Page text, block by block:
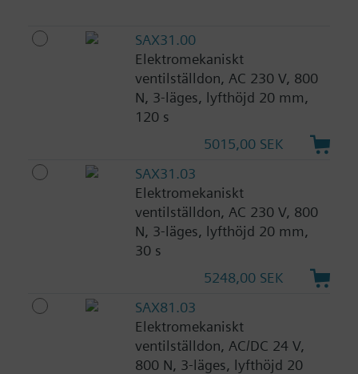
SAX31.00
Elektromekaniskt
ventilställdon, AC 230 V, 800
N, 3-läges, lyfthöjd 20 mm,
120 s
5015,00 SEK
SAX31.03
Elektromekaniskt
ventilställdon, AC 230 V, 800
N, 3-läges, lyfthöjd 20 mm,
30 s
5248,00 SEK
SAX81.03
Elektromekaniskt
ventilställdon, AC/DC 24 V,
800 N, 3-läges, lyfthöjd 20